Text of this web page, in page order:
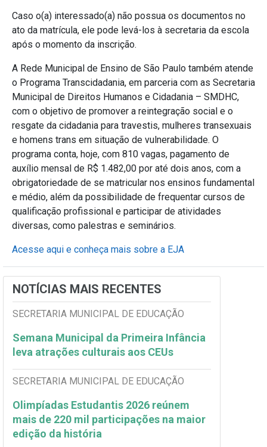
Caso o(a) interessado(a) não possua os documentos no
ato da matrícula, ele pode levá-los à secretaria da escola
após o momento da inscrição.
A Rede Municipal de Ensino de São Paulo também atende
o Programa Transcidadania, em parceria com as Secretaria
Municipal de Direitos Humanos e Cidadania – SMDHC,
com o objetivo de promover a reintegração social e o
resgate da cidadania para travestis, mulheres transexuais
e homens trans em situação de vulnerabilidade. O
programa conta, hoje, com 810 vagas, pagamento de
auxílio mensal de R$ 1.482,00 por até dois anos, com a
obrigatoriedade de se matricular nos ensinos fundamental
e médio, além da possibilidade de frequentar cursos de
qualificação profissional e participar de atividades
diversas, como palestras e seminários.
Acesse aqui e conheça mais sobre a EJA
NOTÍCIAS MAIS RECENTES
SECRETARIA MUNICIPAL DE EDUCAÇÃO
Semana Municipal da Primeira Infância
leva atrações culturais aos CEUs
SECRETARIA MUNICIPAL DE EDUCAÇÃO
Olimpíadas Estudantis 2026 reúnem
mais de 220 mil participações na maior
edição da história